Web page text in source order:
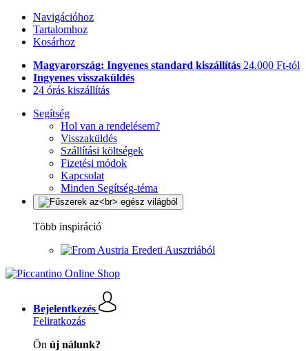
Navigációhoz
Tartalomhoz
Kosárhoz
Magyarország: Ingyenes standard kiszállítás 24.000 Ft-tól
Ingyenes visszaküldés
24 órás kiszállítás
Segítség
Hol van a rendelésem?
Visszaküldés
Szállítási költségek
Fizetési módok
Kapcsolat
Minden Segítség-téma
Több inspiráció
Eredeti Ausztriából
Bejelentkezés
Feliratkozás
Ön új nálunk?